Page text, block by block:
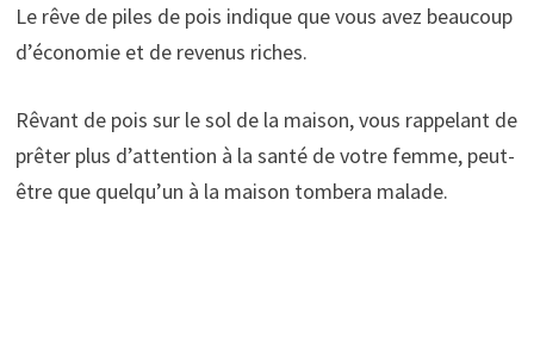
Le rêve de piles de pois indique que vous avez beaucoup
d’économie et de revenus riches.
Rêvant de pois sur le sol de la maison, vous rappelant de
prêter plus d’attention à la santé de votre femme, peut-
être que quelqu’un à la maison tombera malade.